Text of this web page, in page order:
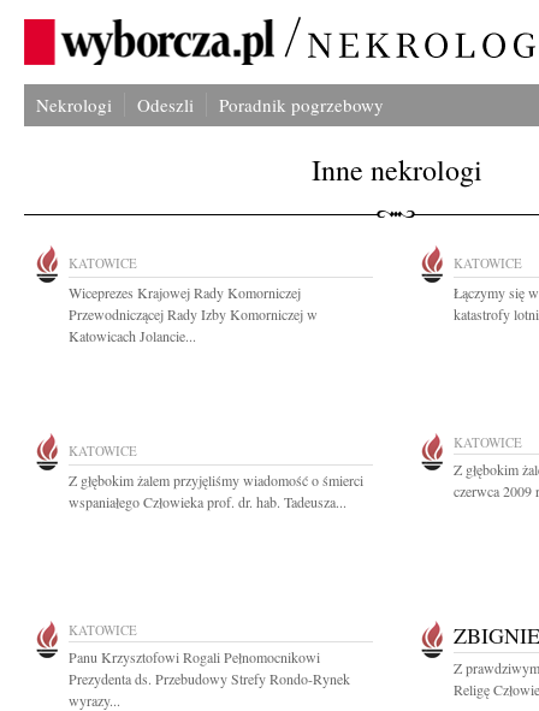
Nekrologi Odeszli Poradnik pogrzebowy
Inne nekrologi
KATOWICE
Wiceprezes Krajowej Rady Komorniczej
Przewodniczącej Rady Izby Komorniczej w
Katowicach Jolancie...
KATOWICE
Łączymy się
katastrofy
KATOWICE
Z głębokim żalem przyjęliśmy wiadomość o śmierci
wspaniałego Człowieka prof. dr. hab. Tadeusza...
KATOWICE
Z głębokim
czerwca 2009
KATOWICE
Panu Krzysztofowi Rogali Pełnomocnikowi
Prezydenta ds. Przebudowy Strefy Rondo-Rynek
wyrazy...
Z
Religę